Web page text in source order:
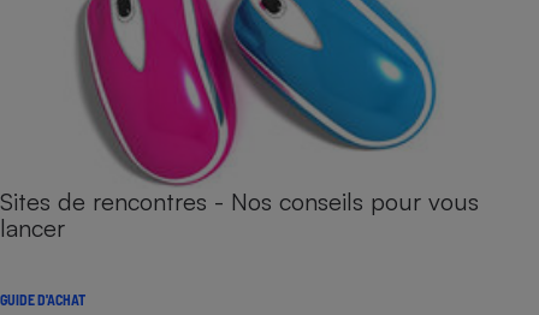
Sites de rencontres - Nos conseils pour vous
lancer
GUIDE D'ACHAT